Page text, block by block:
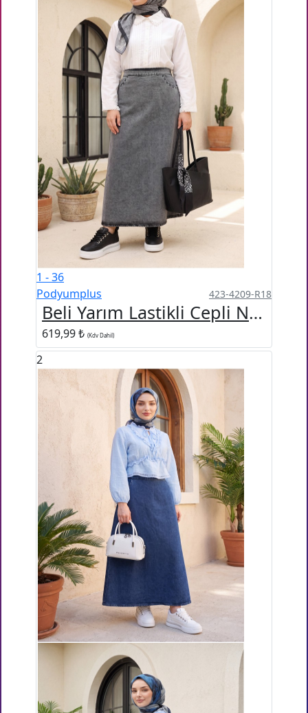
1 - 36
Podyumplus
423-4209-R18
Beli Yarım Lastikli Cepli Nakış Detaylı Kot Etek -Füme
619,99 ₺ (Kdv Dahil)
2